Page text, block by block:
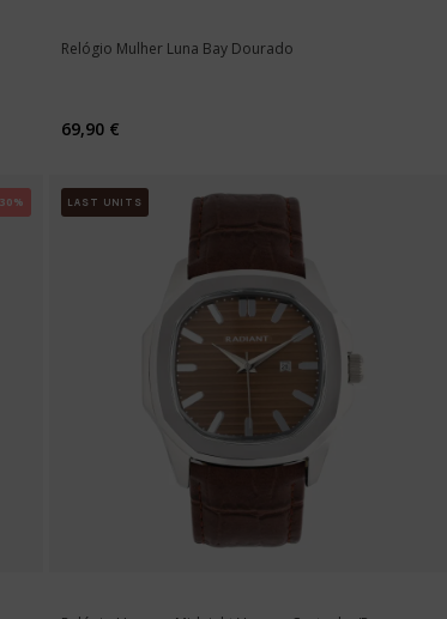
Relógio Mulher Luna Bay Dourado
69,90 €
LAST UNITS